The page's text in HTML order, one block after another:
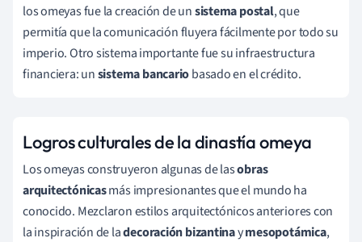
los omeyas fue la creación de unsistema postal, que
permitía que la comunicación fluyera fácilmente por todo su
imperio. Otro sistema importante fue su infraestructura
financiera: unsistema bancariobasado en el crédito.
Logros culturales de la dinastía omeya
Los omeyas construyeron algunas de lasobras
arquitectónicasmás impresionantes que el mundo ha
conocido. Mezclaron estilos arquitectónicos anteriores con
la inspiración de ladecoraciónbizantinaymesopotámica,